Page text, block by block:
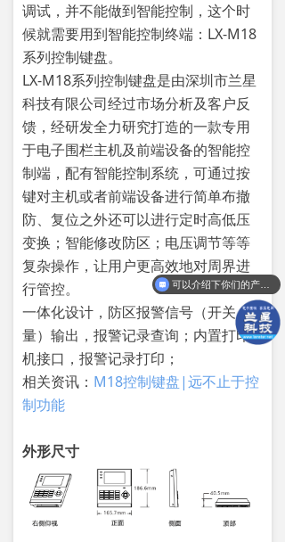
调试，并不能做到智能控制，这个时
候就需要用到智能控制终端：LX-M18
系列控制键盘。
LX-M18系列控制键盘是由深圳市兰星
科技有限公司经过市场分析及客户反
馈，经研发全力研究打造的一款专用
于电子围栏主机及前端设备的智能控
制端，配有智能控制系统，可通过按
键对主机或者前端设备进行简单布撤
防、复位之外还可以进行定时高低压
变换；智能修改防区；电压调节等等
复杂操作，让用户更高效地对周界进
行管控。
一体化设计，防区报警信号（开关
量）输出，报警记录查询；内置打印
机接口，报警记录打印；
相关资讯： M18控制键盘|远不止于控
制功能
外形尺寸
可以介绍下你们的产品么？